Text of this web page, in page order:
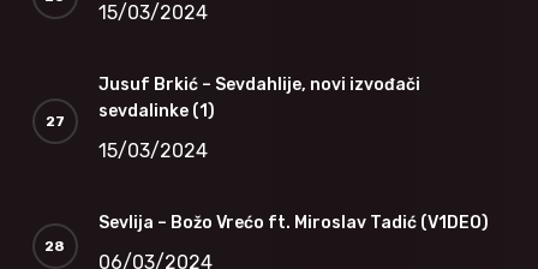
15/03/2024
Jusuf Brkić – Sevdahlije, novi izvođači
sevdalinke (1)
15/03/2024
Sevlija – Božo Vrećo ft. Miroslav Tadić (V1DEO)
06/03/2024